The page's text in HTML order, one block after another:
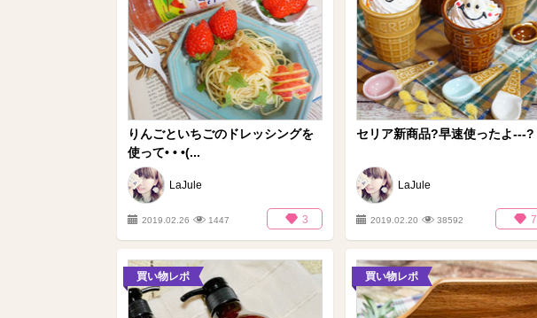
りんごといちごのドレッシングを
使って• • •(...
LaJule
2019.02.26 1447 3
セリア新商品?早速使ったよ---?
LaJule
2019.02.20 38592 7
買い物レポ 買い物レポ